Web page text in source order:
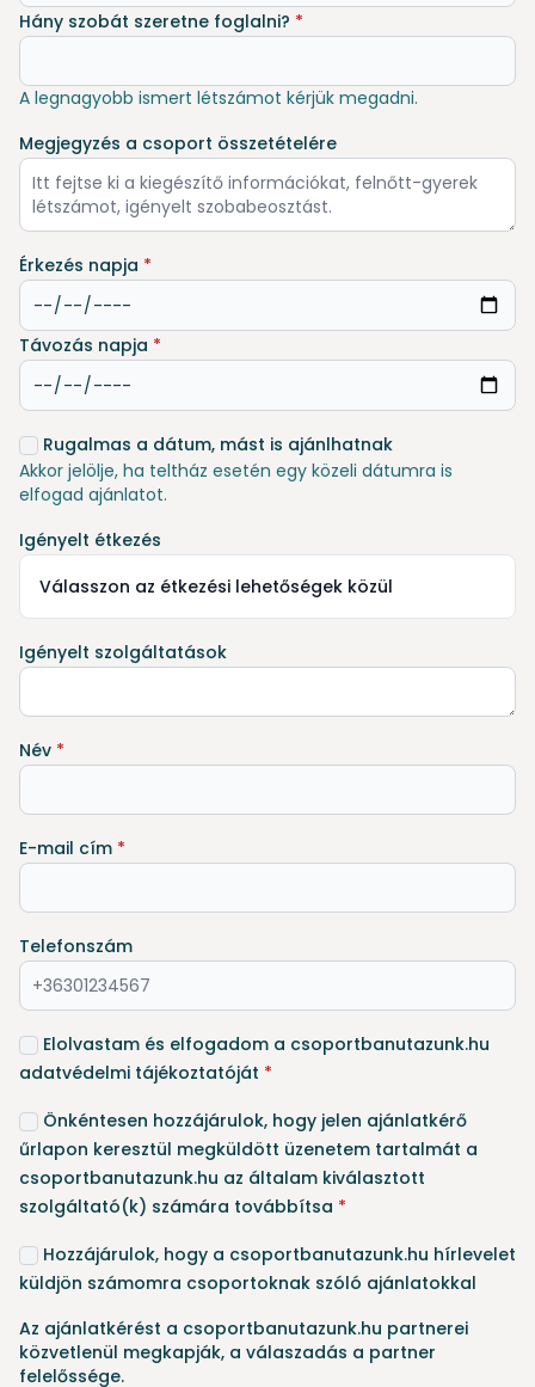
Hány szobát szeretne foglalni? *
A legnagyobb ismert létszámot kérjük megadni.
Megjegyzés a csoport összetételére
Érkezés napja *
Távozás napja *
Rugalmas a dátum, mást is ajánlhatnak
Akkor jelölje, ha teltház esetén egy közeli dátumra is
elfogad ajánlatot.
Igényelt étkezés
Válasszon az étkezési lehetőségek közül
Igényelt szolgáltatások
Név *
E-mail cím *
Telefonszám
Elolvastam és elfogadom a csoportbanutazunk.hu
adatvédelmi tájékoztatóját *
Önkéntesen hozzájárulok, hogy jelen ajánlatkérő
űrlapon keresztül megküldött üzenetem tartalmát a
csoportbanutazunk.hu az általam kiválasztott
szolgáltató(k) számára továbbítsa *
Hozzájárulok, hogy a csoportbanutazunk.hu hírlevelet
küldjön számomra csoportoknak szóló ajánlatokkal
Az ajánlatkérést a csoportbanutazunk.hu partnerei
közvetlenül megkapják, a válaszadás a partner
felelőssége.